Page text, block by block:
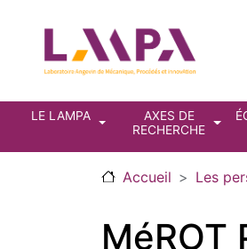
Navigation
LE LAMPA
AXES DE
RECHERCHE
Accueil Les
MéROT